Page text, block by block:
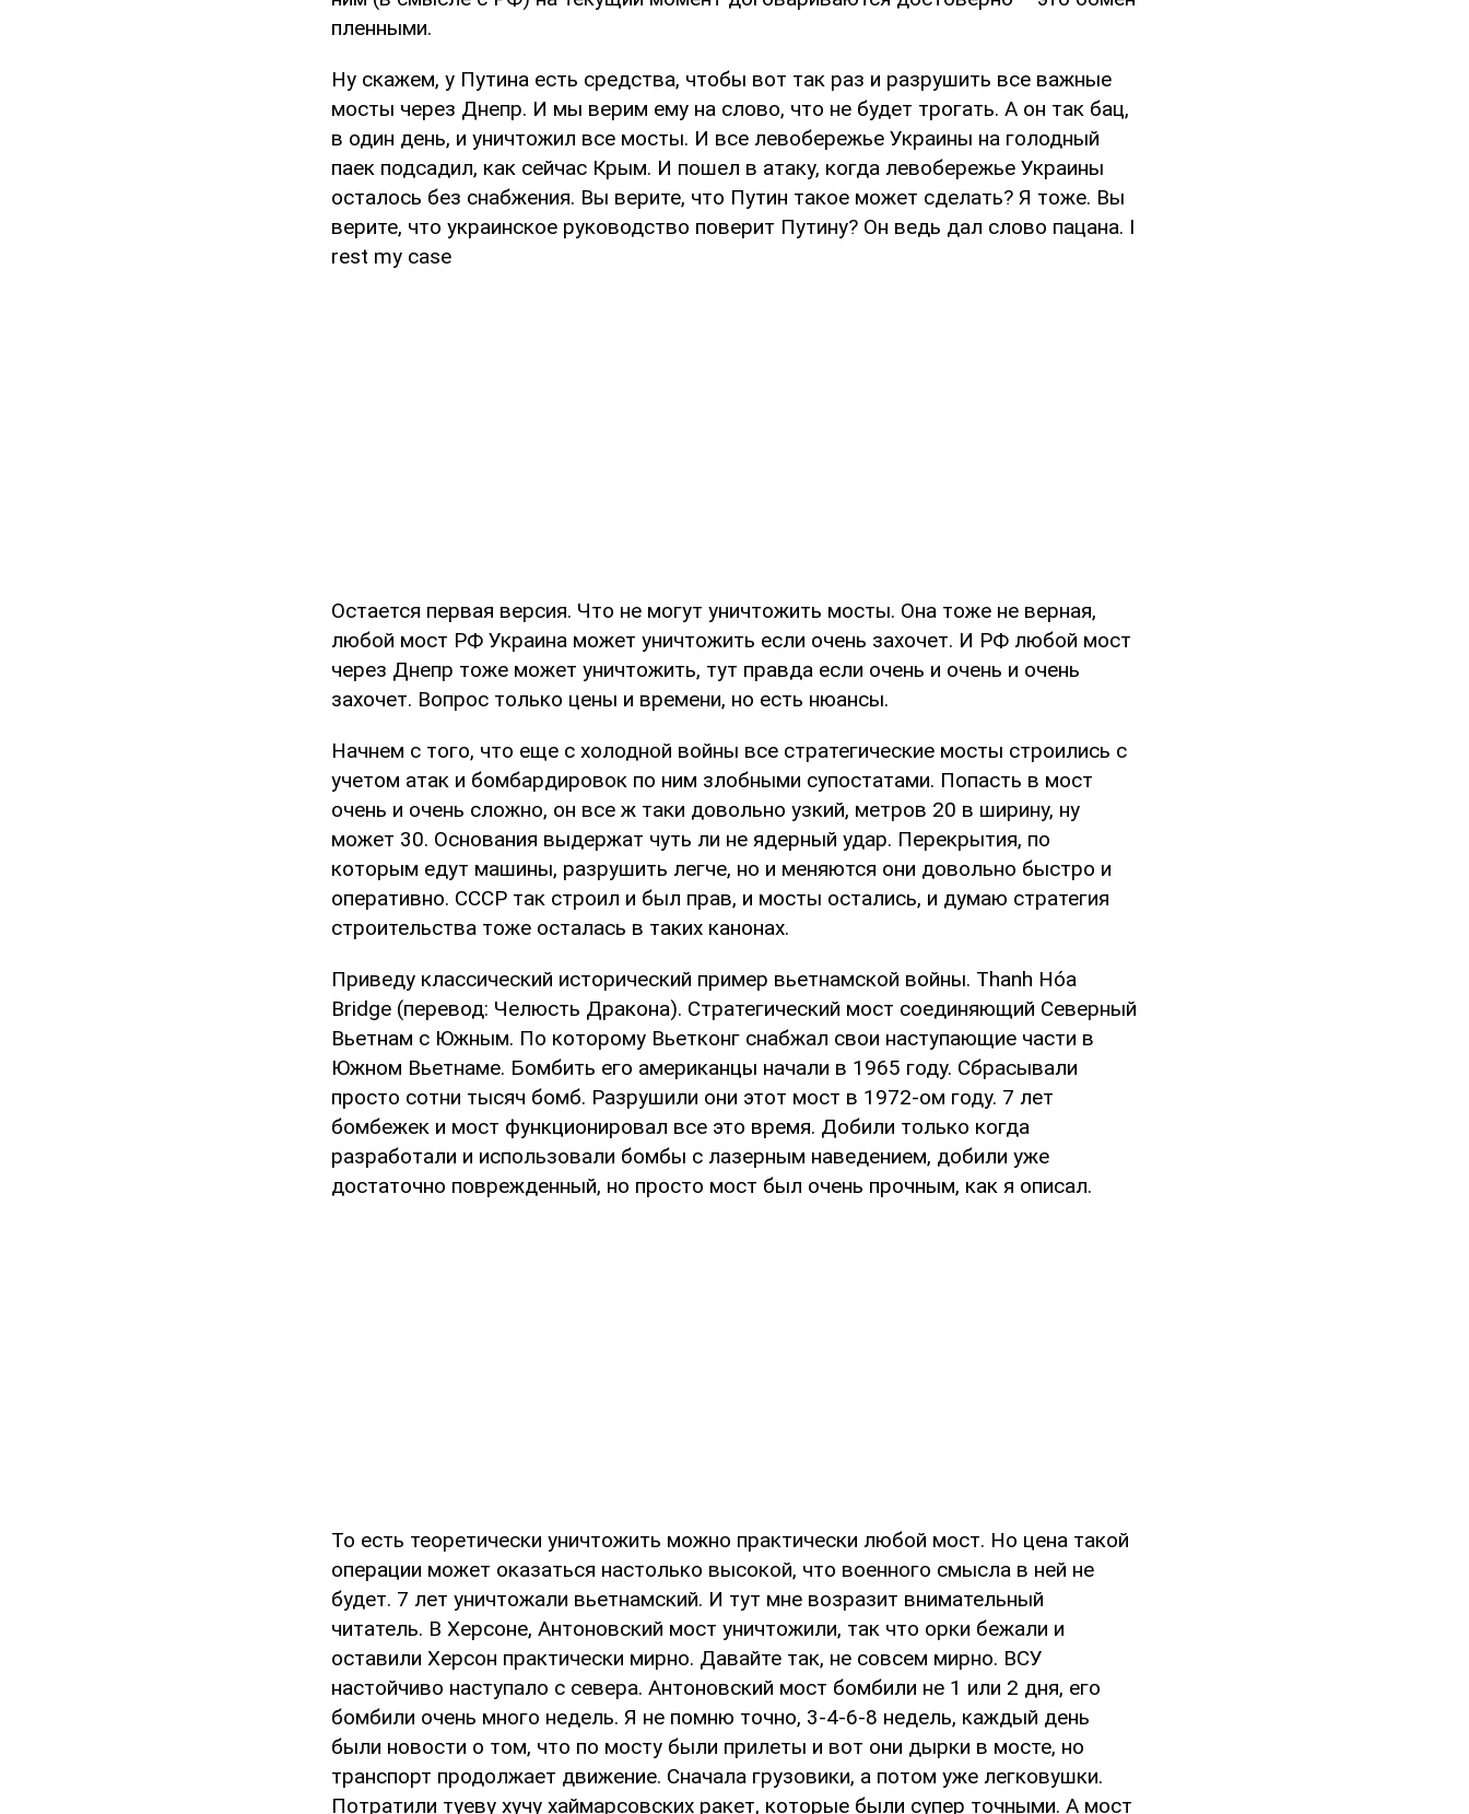
пленными.
Ну скажем, у Путина есть средства, чтобы вот так раз и разрушить все важные
мосты через Днепр. И мы верим ему на слово, что не будет трогать. А он так бац,
в один день, и уничтожил все мосты. И все левобережье Украины на голодный
паек подсадил, как сейчас Крым. И пошел в атаку, когда левобережье Украины
осталось без снабжения. Вы верите, что Путин такое может сделать? Я тоже. Вы
верите, что украинское руководство поверит Путину? Он ведь дал слово пацана. I
rest my case
Остается первая версия. Что не могут уничтожить мосты. Она тоже не верная,
любой мост РФ Украина может уничтожить если очень захочет. И РФ любой мост
через Днепр тоже может уничтожить, тут правда если очень и очень и очень
захочет. Вопрос только цены и времени, но есть нюансы.
Начнем с того, что еще с холодной войны все стратегические мосты строились с
учетом атак и бомбардировок по ним злобными супостатами. Попасть в мост
очень и очень сложно, он все ж таки довольно узкий, метров 20 в ширину, ну
может 30. Основания выдержат чуть ли не ядерный удар. Перекрытия, по
которым едут машины, разрушить легче, но и меняются они довольно быстро и
оперативно. СССР так строил и был прав, и мосты остались, и думаю стратегия
строительства тоже осталась в таких канонах.
Приведу классический исторический пример вьетнамской войны. Thanh Hóa
Bridge (перевод: Челюсть Дракона). Стратегический мост соединяющий Северный
Вьетнам с Южным. По которому Вьетконг снабжал свои наступающие части в
Южном Вьетнаме. Бомбить его американцы начали в 1965 году. Сбрасывали
просто сотни тысяч бомб. Разрушили они этот мост в 1972-ом году. 7 лет
бомбежек и мост функционировал все это время. Добили только когда
разработали и использовали бомбы с лазерным наведением, добили уже
достаточно поврежденный, но просто мост был очень прочным, как я описал.
То есть теоретически уничтожить можно практически любой мост. Но цена такой
операции может оказаться настолько высокой, что военного смысла в ней не
будет. 7 лет уничтожали вьетнамский. И тут мне возразит внимательный
читатель. В Херсоне, Антоновский мост уничтожили, так что орки бежали и
оставили Херсон практически мирно. Давайте так, не совсем мирно. ВСУ
настойчиво наступало с севера. Антоновский мост бомбили не 1 или 2 дня, его
бомбили очень много недель. Я не помню точно, 3-4-6-8 недель, каждый день
были новости о том, что по мосту были прилеты и вот они дырки в мосте, но
транспорт продолжает движение. Сначала грузовики, а потом уже легковушки.
Потратили туеву хучу хаймарсовских ракет, которые были супер точными. А мост